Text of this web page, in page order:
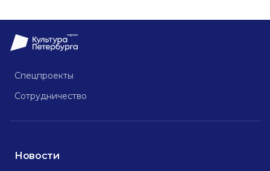
Спецпроекты
Сотрудничество
Новости